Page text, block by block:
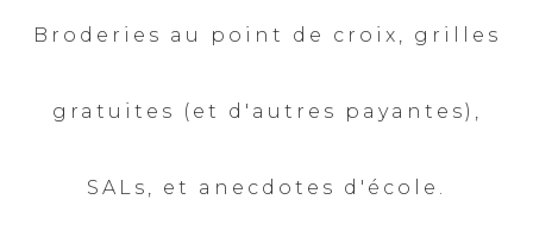
Broderies au point de croix, grilles
gratuites (et d'autres payantes),
SALs, et anecdotes d'école.